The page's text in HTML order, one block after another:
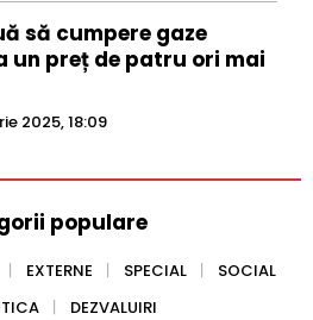
să cumpere gaze
un preț de patru ori mai
2025, 18:09
populare
EXTERNE SPECIAL
SOCIAL
DEZVALUIRI